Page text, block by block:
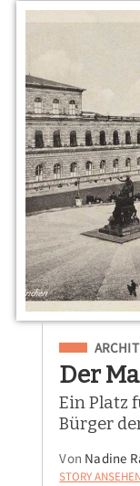
Der
Ein Platz
Bürger
Von Nadine
STORY